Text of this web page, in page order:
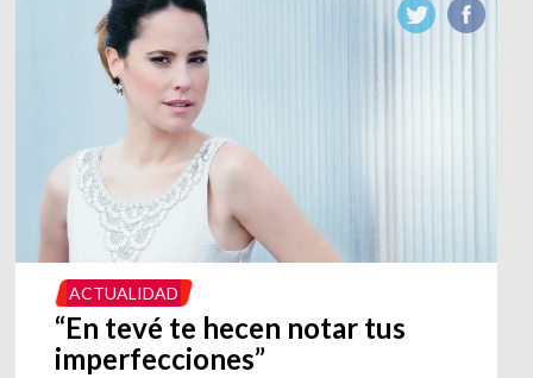
ACTUALIDAD
“En tevé te hecen notar tus
imperfecciones”